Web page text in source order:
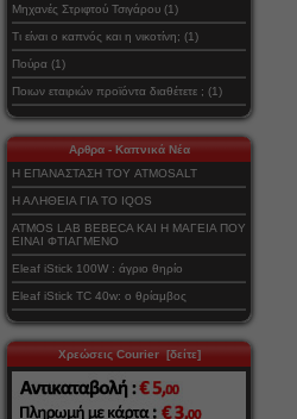
Μηχανές Στριφτού Τσιγάρου (1)
Τι είναι ο καπνός και η νικοτίνη; (1)
Πούρα (1)
Ποιων εταιριών προϊόντα διαθέτετε ; (1)
Αρθρα - Καπνικά Νέα
Η ΕΠΑΝΑΣΤΑΣΗ ΤΟΥ ATMOSALT
Η ΑΛΗΘΕΙΑ ΓΙΑ ΤΟ IQOS
ATMOS LAB BEBECA ΚΑΙ Η ΜΑΓΕΙΑ ΠΟΥ
ΕΙΝΑΙ ΦΤΙΑΓΜΕΝΟ
Eleaf iStick 100W : άγριο θηρίο
Eleaf iStick TC 40w: ο θρίαμβος
Χρεώσεις Courier [δείτε]